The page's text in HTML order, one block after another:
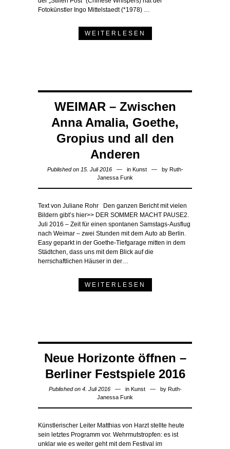
Fotokünstler Ingo Mittelstaedt (*1978) …
WEITERLESEN
WEIMAR – Zwischen
Anna Amalia, Goethe,
Gropius und all den
Anderen
Published on 15. Juli 2016 in Kunst by Ruth-
Janessa Funk
Text von Juliane Rohr Den ganzen Bericht mit vielen
Bildern gibt’s hier>> DER SOMMER MACHT PAUSE2.
Juli 2016 – Zeit für einen spontanen Samstags-Ausflug
nach Weimar – zwei Stunden mit dem Auto ab Berlin.
Easy geparkt in der Goethe-Tiefgarage mitten in dem
Städtchen, dass uns mit dem Blick auf die
herrschaftlichen Häuser in der…
WEITERLESEN
Neue Horizonte öffnen –
Berliner Festspiele 2016
Published on 4. Juli 2016 in Kunst by Ruth-
Janessa Funk
Künstlerischer Leiter Matthias von Harzt stellte heute
sein letztes Programm vor. Wehrmutstropfen: es ist
unklar wie es weiter geht mit dem Festival im